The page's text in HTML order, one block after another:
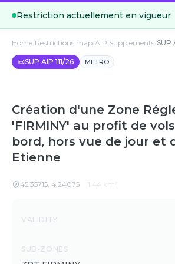
Restriction actuellement en vigueur
Home Restrictions map AIP Supplements SUP
📜SUP AIP 111/26 METRO
Création d'une Zone
'FIRMINY' au profit de
bord, hors vue de jour et
Etienne
45.35715, 4.24075 1,44 km²
Details
VALIDITY
SUB-ZONES